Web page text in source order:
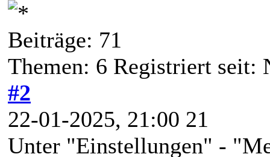
Beiträge: 71
Themen: 6 Registriert seit:
#2
22-01-2025, 21:00 21
Unter "Einstellungen" -